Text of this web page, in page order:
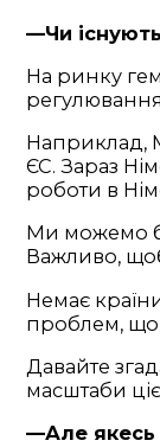
—Чи
На ринку
Наприклад,
ЄС. Зараз
роботи в
Ми можемо
Важливо,
Немає
проблем, що
Давайте
масштаби
—Але якесь